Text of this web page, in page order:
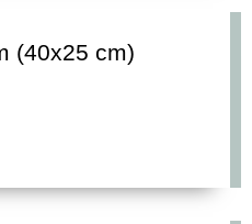
(40x25 cm)